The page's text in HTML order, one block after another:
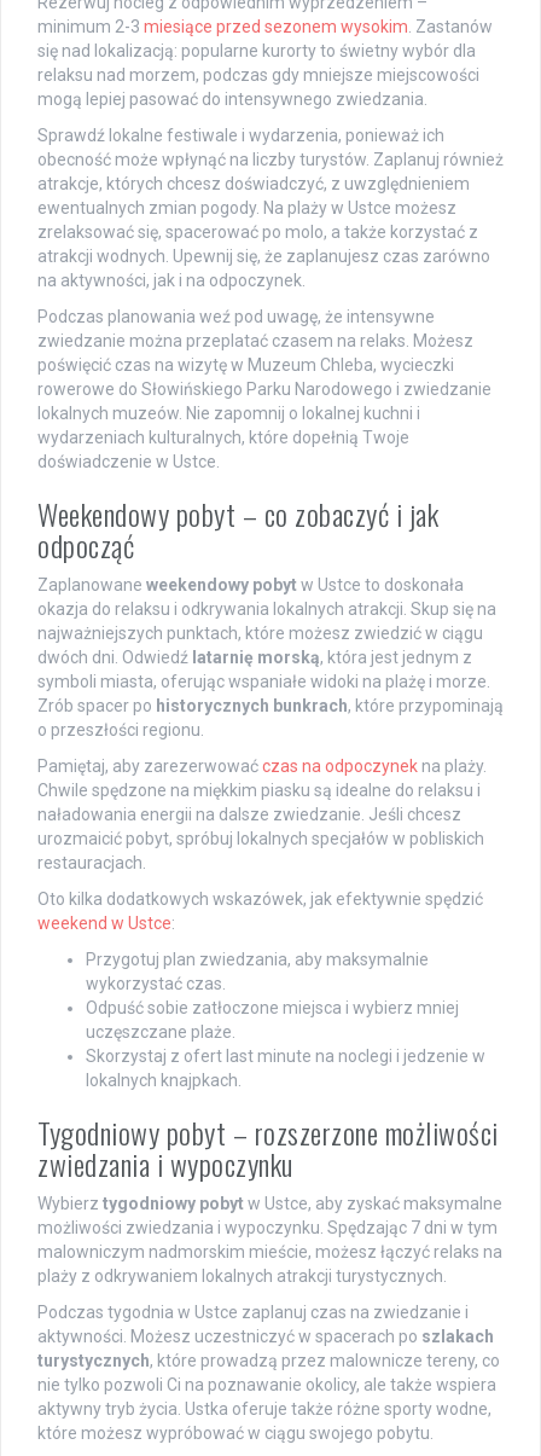
minimum 2-3 miesiące przed sezonem wysokim . Zastanów
się nad lokalizacją: popularne kurorty to świetny wybór dla
relaksu nad morzem, podczas gdy mniejsze miejscowości
mogą lepiej pasować do intensywnego zwiedzania.
Sprawdź lokalne festiwale i wydarzenia, ponieważ ich
obecność może wpłynąć na liczby turystów. Zaplanuj również
atrakcje, których chcesz doświadczyć, z uwzględnieniem
ewentualnych zmian pogody. Na plaży w Ustce możesz
zrelaksować się, spacerować po molo, a także korzystać z
atrakcji wodnych. Upewnij się, że zaplanujesz czas zarówno
na aktywności, jak i na odpoczynek.
Podczas planowania weź pod uwagę, że intensywne
zwiedzanie można przeplatać czasem na relaks. Możesz
poświęcić czas na wizytę w Muzeum Chleba, wycieczki
rowerowe do Słowińskiego Parku Narodowego i zwiedzanie
lokalnych muzeów. Nie zapomnij o lokalnej kuchni i
wydarzeniach kulturalnych, które dopełnią Twoje
doświadczenie w Ustce.
Weekendowy pobyt – co zobaczyć i jak
odpocząć
Zaplanowane weekendowy pobytw Ustce to doskonała
okazja do relaksu i odkrywania lokalnych atrakcji. Skup się na
najważniejszych punktach, które możesz zwiedzić w ciągu
dwóch dni. Odwiedź latarnię morską, która jest jednym z
symboli miasta, oferując wspaniałe widoki na plażę i morze.
Zrób spacer po historycznych bunkrach, które przypominają
o przeszłości regionu.
Pamiętaj, aby zarezerwowaćczas na odpoczynek na plaży.
Chwile spędzone na miękkim piasku są idealne do relaksu i
naładowania energii na dalsze zwiedzanie. Jeśli chcesz
urozmaicić pobyt, spróbuj lokalnych specjałów w pobliskich
restauracjach.
Oto kilka dodatkowych wskazówek, jak efektywnie spędzić
weekend w Ustce:
Przygotuj plan zwiedzania, aby maksymalnie
wykorzystać czas.
Odpuść sobie zatłoczone miejsca i wybierz mniej
uczęszczane plaże.
Skorzystaj z ofert last minute na noclegi i jedzenie w
lokalnych knajpkach.
Tygodniowy pobyt – rozszerzone możliwości
zwiedzania i wypoczynku
Wybierz tygodniowy pobytw Ustce, aby zyskać maksymalne
możliwości zwiedzania i wypoczynku. Spędzając 7 dni w tym
malowniczym nadmorskim mieście, możesz łączyć relaks na
plaży z odkrywaniem lokalnych atrakcji turystycznych.
Podczas tygodnia w Ustce zaplanuj czas na zwiedzanie i
aktywności. Możesz uczestniczyć w spacerach po szlakach
turystycznych, które prowadzą przez malownicze tereny, co
nie tylko pozwoli Ci na poznawanie okolicy, ale także wspiera
aktywny tryb życia. Ustka oferuje także różne sporty wodne,
które możesz wypróbować w ciągu swojego pobytu.